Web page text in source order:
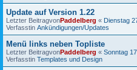
Update auf Version 1.22
Letzter BeitragvonPaddelberg « Dienstag
Verfasstin Ankündigungen/Updates
Menü links neben Topliste
Letzter BeitragvonPaddelberg « Sonntag
Verfasstin Templates und Design